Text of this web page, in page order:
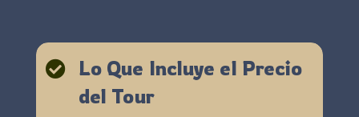

Lo Que Incluye el Precio
del Tour